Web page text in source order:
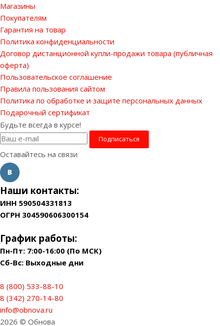
Магазины
Покупателям
Гарантия на товар
Политика конфиденциальности
Договор дистанционной купли-продажи товара (публичная
оферта)
Пользовательское соглашение
Правила пользования сайтом
Политика по обработке и защите персональных данных
Подарочный сертификат
Будьте всегда в курсе!
Оставайтесь на связи
Наши контакты:
ИНН 590504331813
ОГРН 304590606300154
График работы:
Пн-Пт: 7:00-16:00 (По МСК)
Сб-Вс: Выходные дни
8 (800) 533-88-10
8 (342) 270-14-80
info@obnova.ru
2026 © Обнова